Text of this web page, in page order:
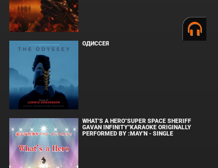
ОДИССЕЯ
WHAT'S A HERO"SUPER SPACE SHERIFF
GAVAN INFINITY"KARAOKE ORIGINALLY
PERFORMED BY :MAY'N - SINGLE